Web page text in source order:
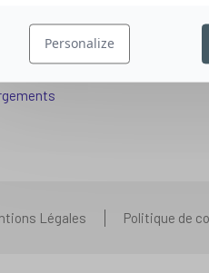
aux organismes de formation
que vous vous posez
Légales Politique de
Personalize